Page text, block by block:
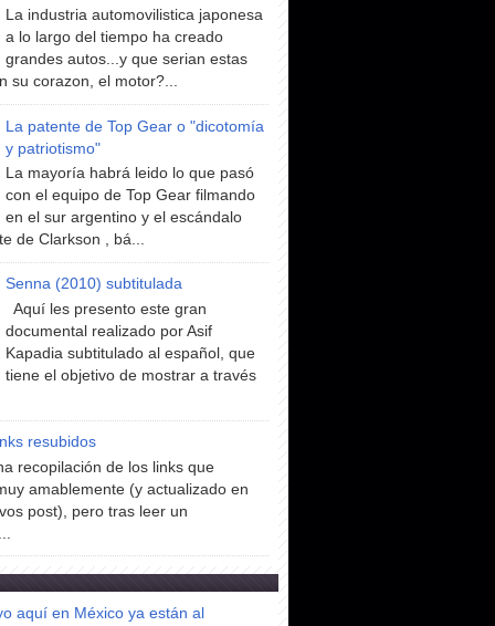
La industria automovilistica japonesa
a lo largo del tiempo ha creado
grandes autos...y que serian estas
su corazon, el motor?...
La patente de Top Gear o "dicotomía
y patriotismo"
La mayoría habrá leido lo que pasó
con el equipo de Top Gear filmando
en el sur argentino y el escándalo
de Clarkson , bá...
Senna (2010) subtitulada
Aquí les presento este gran
documental realizado por Asif
Kapadia subtitulado al español, que
tiene el objetivo de mostrar a través
resubidos
recopilación de los links que
amablemente (y actualizado en
post), pero tras leer un
aquí en México ya están al